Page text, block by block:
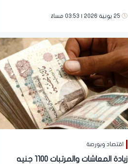
25 يونية 2026 | 03:53 مساءً
اقتصاد وبورصة
زيادة المعاشات والمرتبات 1100 جنيه